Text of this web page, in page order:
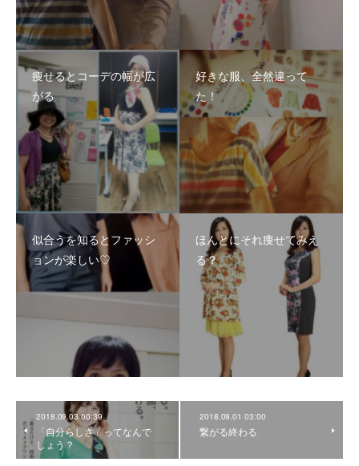
痩せるとコーデの幅が広
がる
好きな服、全然違って
た！
似合うを知るとファッシ
ョンが楽しい♡
ほんとにそれ痩せてみえ
る？
2018.09.03 00:39
「自分らしさ」ってなんで
しょう？
2018.09.01 03:00
繋がる終わる